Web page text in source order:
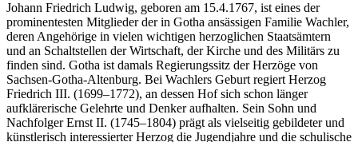
Johann Friedrich Ludwig, geboren am 15.4.1767, ist eines der
prominentesten Mitglieder der in Gotha ansässigen Familie Wachler,
deren Angehörige in vielen wichtigen herzoglichen Staatsämtern
und an Schaltstellen der Wirtschaft, der Kirche und des Militärs zu
finden sind. Gotha ist damals Regierungssitz der Herzöge von
Sachsen-Gotha-Altenburg. Bei Wachlers Geburt regiert Herzog
Friedrich III. (1699–1772), an dessen Hof sich schon länger
aufklärerische Gelehrte und Denker aufhalten. Sein Sohn und
Nachfolger Ernst II. (1745–1804) prägt als vielseitig gebildeter und
künstlerisch interessierter Herzog die Jugendjahre und die schulische